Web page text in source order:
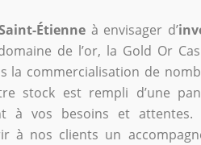
Étienne à envisager d’
de l’or, la Gold Or
la commercialisation de
stock est rempli d’une
à vos besoins et attentes.
à nos clients un